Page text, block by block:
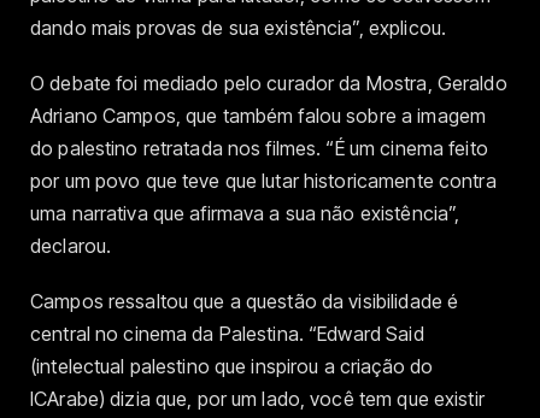
dando mais provas de sua existência”, explicou.
O debate foi mediado pelo curador da Mostra, Geraldo
Adriano Campos, que também falou sobre a imagem
do palestino retratada nos filmes. “É um cinema feito
por um povo que teve que lutar historicamente contra
uma narrativa que afirmava a sua não existência”,
declarou.
Campos ressaltou que a questão da visibilidade é
central no cinema da Palestina. “Edward Said
(intelectual palestino que inspirou a criação do
ICArabe) dizia que, por um lado, você tem que existir